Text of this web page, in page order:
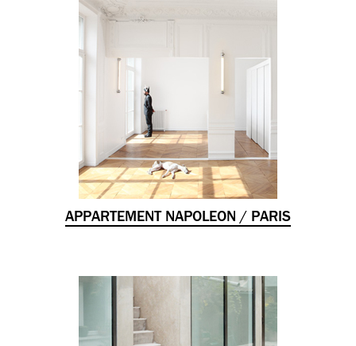
APPARTEMENT NAPOLEON / PARIS